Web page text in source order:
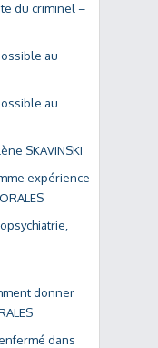
du criminel –
au
au
SKAVINSKI
expérience
donner
dans